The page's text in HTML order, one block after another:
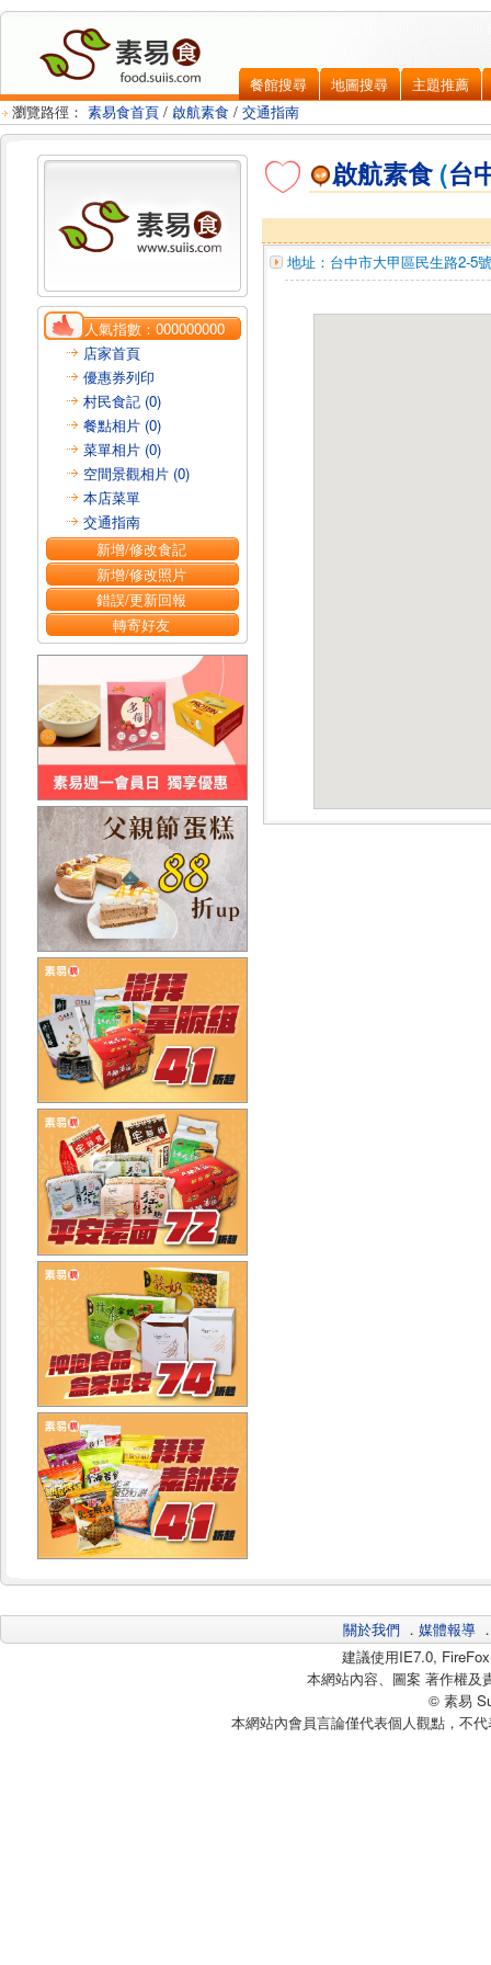
餐館搜尋 地圖搜尋
主題推薦
瀏覽路徑： 素易食首頁 / 啟航素食 / 交通指南
人氣指數：000000000
店家首頁
優惠券列印
村民食記 (0)
餐點相片 (0)
菜單相片 (0)
空間景觀相片 (0)
本店菜單
交通指南
新增/修改食記
新增/修改照片
錯誤/更新回報
轉寄好友
啟航素食 (台
地址： 台中市大甲區民生路2-5號
關於我們 ． 媒體報導
建議使用IE7.0,
本網站內容、圖案 著作權及
© 素易
本網站內會員言論僅代表個人觀點，不